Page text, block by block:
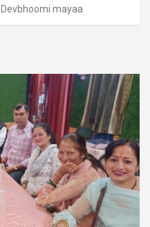
Devbhoomi mayaa